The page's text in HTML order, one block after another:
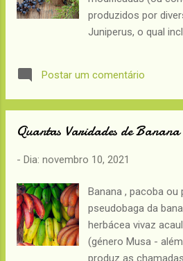
produzidos por
Juniperus, o qual
não uma
Trata-se de um
profundamente
coalescentes, o
estrutura é
reduzido de
Juniperus
os tempos
Postar um comentário
Quantas Varidades de Banana
- Dia: novembro 10, 2021
Banana , pacoba ou
pseudobaga da
herbácea vivaz
(género Musa -
produz as